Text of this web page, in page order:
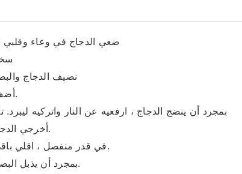
ضعي الدجاج في وعاء وقلبي
سخني 1 ملعقة
نضيف الدجاج
أضف كمية كافية من الماء لتغطية الدجاج.
بمجرد أن ينضج الدجاج ، ارفعيه عن النار واتركيه
أخرجي الدجاج من القدر وقطعيه إلى قطع صغيرة.
في قدر منفصل ، اقلي باقي البصل على نار خفيفة بزيت الزيتون.
بمجرد أن يذبل البصل ، أضف نصف كوب من مرق الدجاج.